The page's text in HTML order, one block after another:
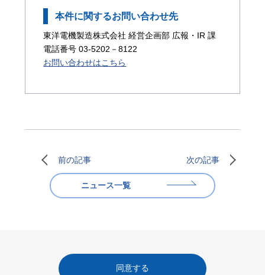
本件に関するお問い合わせ先
東洋電機製造株式会社 経営企画部 広報・IR 課
電話番号 03-5202－8122
お問い合わせはこちら
前の記事 次の記事
ニュース一覧
同意する